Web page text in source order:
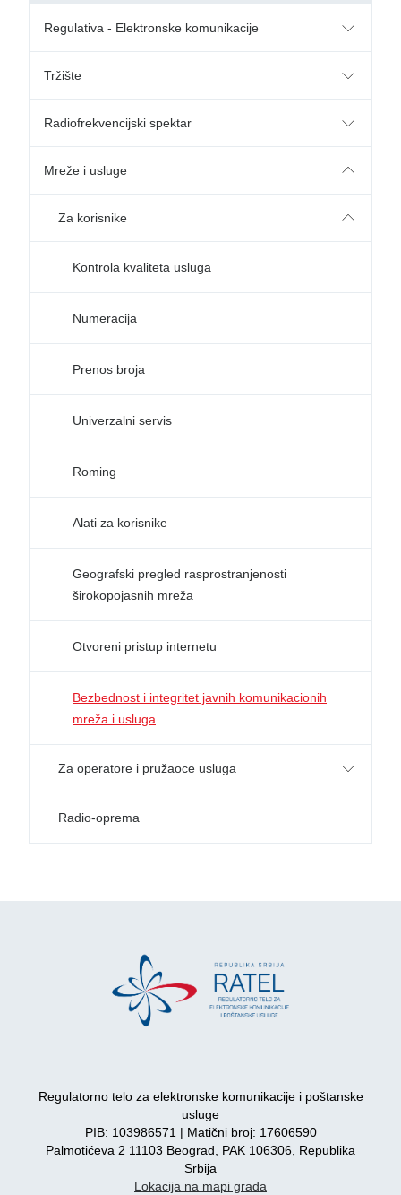
Regulativa - Elektronske komunikacije
Tržište
Radiofrekvencijski spektar
Mreže i usluge
Za korisnike
Kontrola kvaliteta usluga
Numeracija
Prenos broja
Univerzalni servis
Roming
Alati za korisnike
Geografski pregled rasprostranjenosti
širokopojasnih mreža
Otvoreni pristup internetu
Bezbednost i integritet javnih komunikacionih
mreža i usluga
Za operatore i pružaoce usluga
Radio-oprema
Regulatorno telo za elektronske komunikacije i poštanske
usluge
PIB: 103986571 | Matični broj: 17606590
Palmotićeva 2 11103 Beograd, PAK 106306, Republika
Srbija
Lokacija na mapi grada